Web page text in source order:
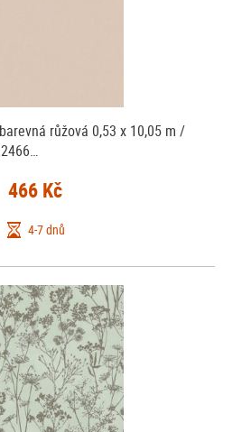
růžová 0,53 x 10,05 m /
466 Kč
4-7 dnů